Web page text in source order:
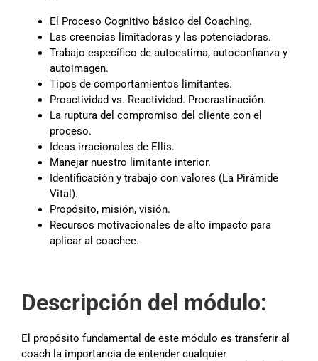
El Proceso Cognitivo básico del Coaching.
Las creencias limitadoras y las potenciadoras.
Trabajo específico de autoestima, autoconfianza y
autoimagen.
Tipos de comportamientos limitantes.
Proactividad vs. Reactividad. Procrastinación.
La ruptura del compromiso del cliente con el
proceso.
Ideas irracionales de Ellis.
Manejar nuestro limitante interior.
Identificación y trabajo con valores (La Pirámide
Vital).
Propósito, misión, visión.
Recursos motivacionales de alto impacto para
aplicar al coachee.
Descripción del módulo:
El propósito fundamental de este módulo es transferir al
coach la importancia de entender cualquier